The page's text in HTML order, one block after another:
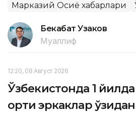
Марказий Осиё хабарлари
Бекабат Узаков
Муаллиф
12:20, 08 Август 2026
Ўзбекистонда 1
ортиқ эркаклар